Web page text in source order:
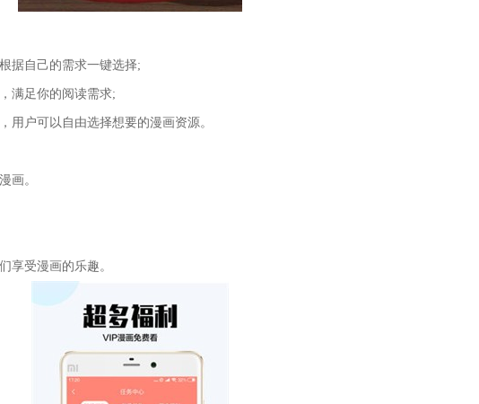
据自己的需求一键选择;
满足你的阅读需求;
用户可以自由选择想要的漫画资源。
画。
享受漫画的乐趣。